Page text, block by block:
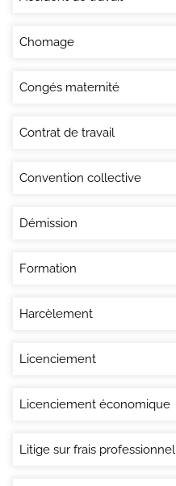
Chomage
Congés maternité
Contrat de travail
Convention collective
Démission
Formation
Harcèlement
Licenciement
Licenciement économique
Litige sur frais professionnel